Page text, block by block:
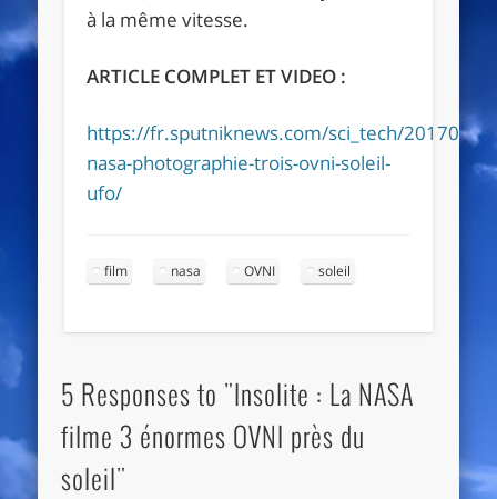
à la même vitesse.
ARTICLE COMPLET ET VIDEO :
https://fr.sputniknews.com/sci_tech/
nasa-photographie-trois-ovni-soleil-
ufo/
film nasa OVNI soleil
5 Responses to "Insolite : La NASA
filme 3 énormes OVNI près du
soleil"